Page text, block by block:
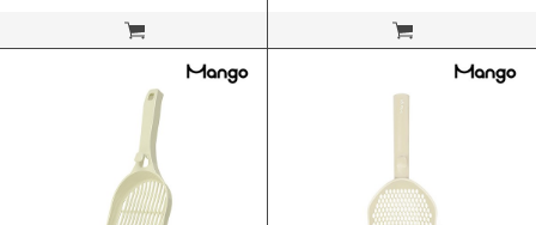
立即購買 立即購買